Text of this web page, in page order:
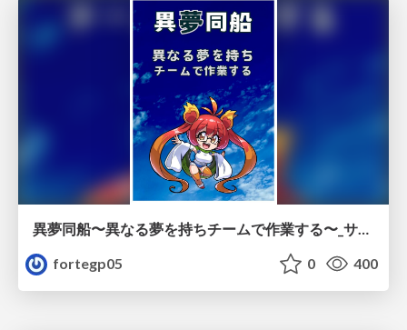
異夢同船〜異なる夢を持ちチームで作業する〜_サンプル/imudousen_sample
fortegp05
0 400